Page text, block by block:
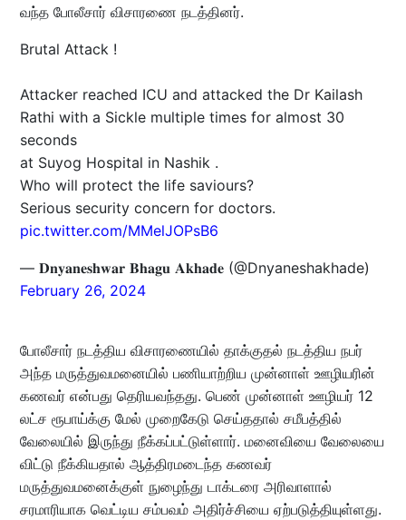
வந்த போலீசார் விசாரணை நடத்தினர்.
Brutal Attack !
Attacker reached ICU and attacked the Dr Kailash
Rathi with a Sickle multiple times for almost 30
seconds
at Suyog Hospital in Nashik .
Who will protect the life saviours?
Serious security concern for doctors.
pic.twitter.com/MMelJOPsB6
— 𝐃𝐧𝐲𝐚𝐧𝐞𝐬𝐡𝐰𝐚𝐫 𝐁𝐡𝐚𝐠𝐮 𝐀𝐤𝐡𝐚𝐝𝐞 (@Dnyaneshakhade)
February 26, 2024
போலீசார் நடத்திய விசாரணையில் தாக்குதல் நடத்திய நபர்
அந்த மருத்துவமனையில் பணியாற்றிய முன்னாள் ஊழியரின்
கணவர் என்பது தெரியவந்தது. பெண் முன்னாள் ஊழியர் 12
லட்ச ரூபாய்க்கு மேல் முறைகேடு செய்ததால் சமீபத்தில்
வேலையில் இருந்து நீக்கப்பட்டுள்ளார். மனைவியை வேலையை
விட்டு நீக்கியதால் ஆத்திரமடைந்த கணவர்
மருத்துவமனைக்குள் நுழைந்து டாக்டரை அரிவாளால்
சரமாரியாக வெட்டிய சம்பவம் அதிர்ச்சியை ஏற்படுத்தியுள்ளது.